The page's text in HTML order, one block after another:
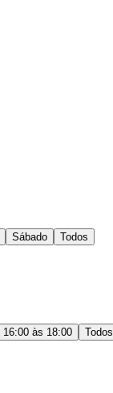
Sábado Todos
16:00 às 18:00
Todos